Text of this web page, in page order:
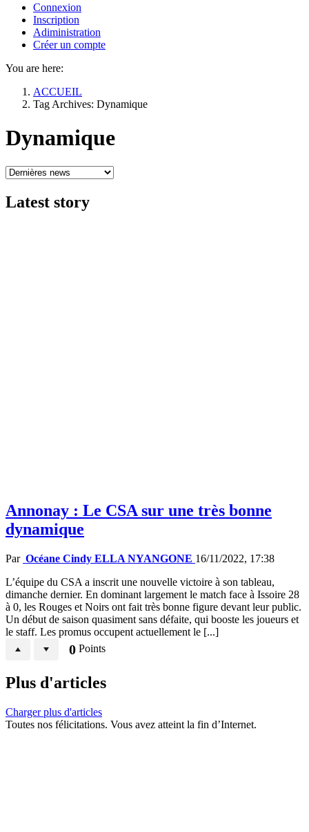
Connexion
Inscription
Adiministration
Créer un compte
You are here:
ACCUEIL
Tag Archives: Dynamique
Dynamique
Latest story
Annonay : Le CSA sur une très bonne
dynamique
Par Océane Cindy ELLA NYANGONE 16/11/2022, 17:38
L’équipe du CSA a inscrit une nouvelle victoire à son tableau,
dimanche dernier. En dominant largement le match face à Issoire 28
à 0, les Rouges et Noirs ont fait très bonne figure devant leur public.
Un début de saison quasiment sans défaite, qui booste les joueurs et
le staff. Les promus occupent actuellement le [...]
0 Points
Plus d'articles
Charger plus d'articles
Toutes nos félicitations. Vous avez atteint la fin d’Internet.